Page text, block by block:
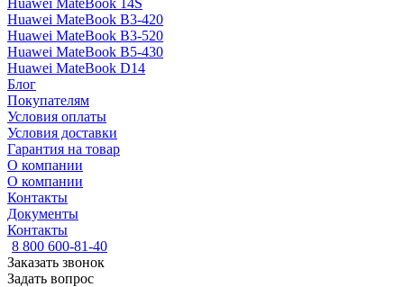
Huawei MateBook 14S
Huawei MateBook B3-420
Huawei MateBook B3-520
Huawei MateBook B5-430
Huawei MateBook D14
Блог
Покупателям
Условия оплаты
Условия доставки
Гарантия на товар
О компании
О компании
Контакты
Документы
Контакты
8 800 600-81-40
Заказать звонок
Задать вопрос